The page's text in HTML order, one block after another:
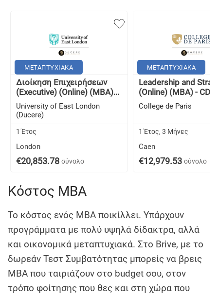
ΜΕΤΑΠΤΥΧΙΑΚΑ
Διοίκηση Επιχειρήσεων
(Executive) (Online) (MBA)...
University of East London
(Ducere)
1 Έτος
London
€20,853.78 σύνολο
ΜΕΤΑΠΤΥΧΙΑΚΑ
Leadership and
(Online) (MBA) -
College de Paris
1 Έτος, 3 Μήνες
Caen
€12,979.53 σύνολο
Κόστος MBA
Το κόστος ενός MBA ποικίλλει. Υπάρχουν
προγράμματα με πολύ υψηλά δίδακτρα, αλλά
και οικονομικά μεταπτυχιακά. Στο Brive, με το
δωρεάν Τεστ Συμβατότητας μπορείς να βρεις
MBA που ταιριάζουν στο budget σου, στον
τρόπο φοίτησης που θες και στη χώρα που